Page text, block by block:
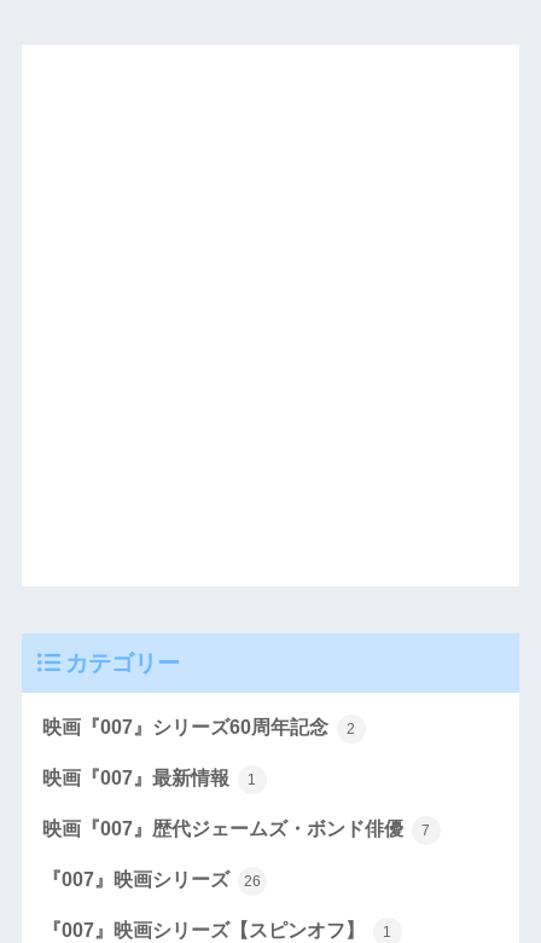
カテゴリー
映画『007』シリーズ60周年記念 2
映画『007』最新情報 1
映画『007』歴代ジェームズ・ボンド俳優 7
『007』映画シリーズ 26
『007』映画シリーズ【スピンオフ】 1